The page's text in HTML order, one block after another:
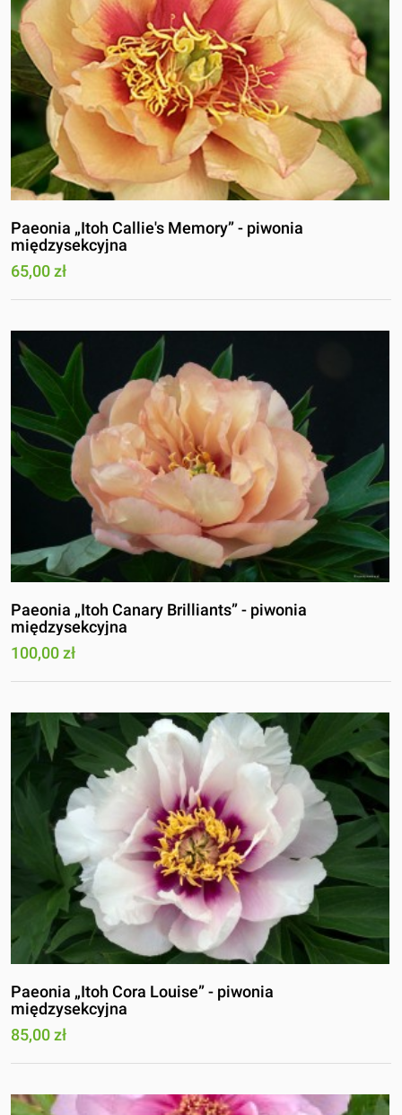
Paeonia „Itoh Callie's Memory” - piwonia
międzysekcyjna
65,00 zł
Paeonia „Itoh Canary Brilliants” - piwonia
międzysekcyjna
100,00 zł
Paeonia „Itoh Cora Louise” - piwonia
międzysekcyjna
85,00 zł